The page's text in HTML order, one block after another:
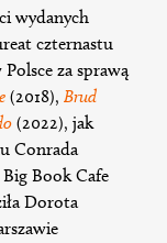
wydanych
czternastu
za sprawą
(2018), Brud
(2022), jak
Conrada
Book Cafe
Dorota